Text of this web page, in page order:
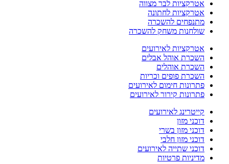
אטרקציות לבר מצווה
אטרקציות לחתונה
מתנפחים להשכרה
שולחנות משחק להשכרה
אטרקציות לאירועים
השכרת אוהל אבלים
השכרת אוהלים
השכרת פופים וכריות
פתרונות חימום לאירועים
פתרונות קירור לאירועים
קייטרינג לאירועים
דוכני מזון
דוכני מזון בשרי
דוכני מזון חלבי
דוכני שתייה לאירועים
מדיניות פרטיות